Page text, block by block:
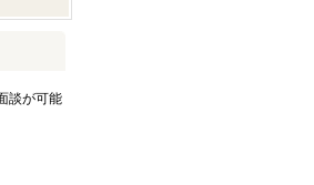
談が可能